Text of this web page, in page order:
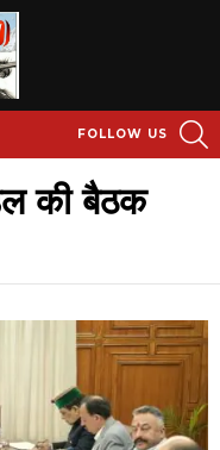
FOLLOW US
की बैठक